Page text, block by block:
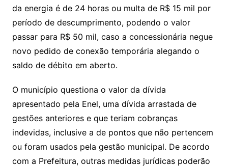
da energia é de 24 horas ou multa de R$ 15 mil por
período de descumprimento, podendo o valor
passar para R$ 50 mil, caso a concessionária negue
novo pedido de conexão temporária alegando o
saldo de débito em aberto.
O município questiona o valor da dívida
apresentado pela Enel, uma dívida arrastada de
gestões anteriores e que teriam cobranças
indevidas, inclusive a de pontos que não pertencem
ou foram usados pela gestão municipal. De acordo
com a Prefeitura, outras medidas jurídicas poderão